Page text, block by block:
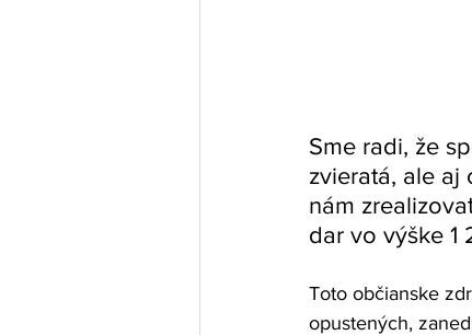
Sme radi, že
zvieratá, ale aj
nám
dar vo výške 1
Toto občianske
opustených,